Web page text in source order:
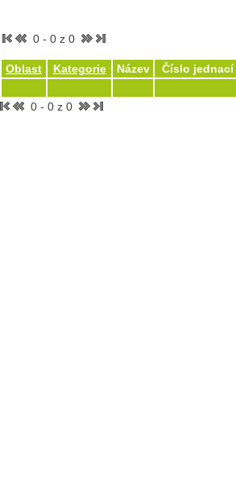
0 - 0 z 0
Oblast Kategorie Název Číslo jednací
0 - 0 z 0